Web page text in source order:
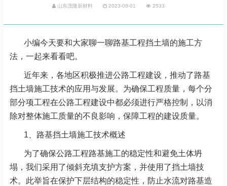
山东茂隆新材料 2023-08-01 2533
小编今天要和大家聊一聊路基工程挡土墙的施工方
法，一起来看看吧。
近年来，各地区积极推进公路工程建设，推动了路基
挡土墙施工技术的应用与发展。为确保工程质量，每个分
部分项工程在公路工程建设中都必须进行严格控制，以消
除对整体施工质量的不良影响，保障工程的建设质量。
1、路基挡土墙施工技术概述
为了确保公路工程路基施工的稳定性和避免土体坍
塌，我们采用了倾斜充填支护方案，并使用了挡土墙技
术。此举旨在保护下层结构的稳定性，防止水流对路基造